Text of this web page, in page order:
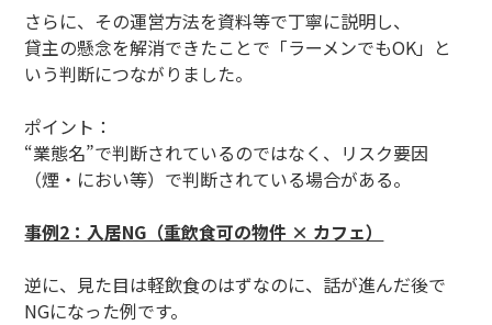
さらに、その運営方法を資料等で丁寧に説明し、
貸主の懸念を解消できたことで「ラーメンでもOK」と
いう判断につながりました。
ポイント：
“業態名”で判断されているのではなく、リスク要因
（煙・におい等）で判断されている場合がある。
事例2：入居NG（重飲食可の物件 × カフェ）
逆に、見た目は軽飲食のはずなのに、話が進んだ後で
NGになった例です。